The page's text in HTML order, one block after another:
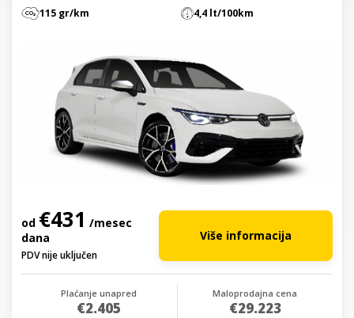
115 gr/km
4,4 lt/100km
od €431 /mesec
dana
PDV nije uključen
Više informacija
Plaćanje unapred
€2.405
Maloprodajna cena
€29.223